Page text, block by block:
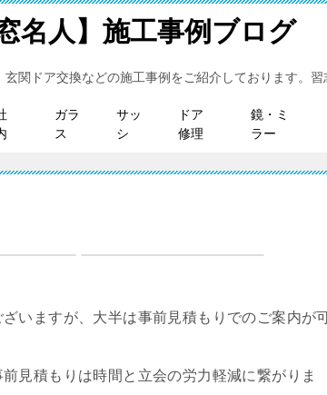
窓名人】施工事例ブログ
関ドア交換などの施工事例をご紹介しております。
ガラ
ス
サッ
シ
ドア
修理
鏡・ミ
ラー
いますが、大半は事前見積もりでのご案内が
見積もりは時間と立会の労力軽減に繋がりま